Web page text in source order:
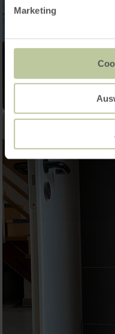
Marketing